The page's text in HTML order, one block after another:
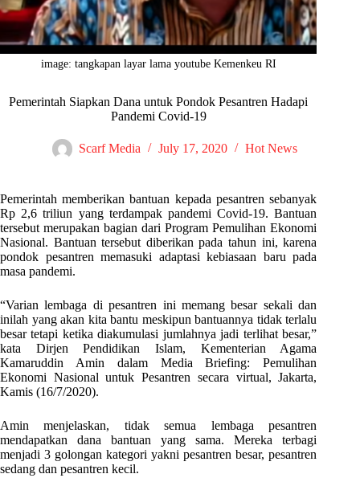
image: tangkapan layar lama youtube Kemenkeu RI
Pemerintah Siapkan Dana untuk Pondok Pesantren Hadapi
Pandemi Covid-19
Scarf Media July 17, 2020 Hot News
Pemerintah memberikan bantuan kepada pesantren sebanyak
Rp 2,6 triliun yang terdampak pandemi Covid-19. Bantuan
tersebut merupakan bagian dari Program Pemulihan Ekonomi
Nasional. Bantuan tersebut diberikan pada tahun ini, karena
pondok pesantren memasuki adaptasi kebiasaan baru pada
masa pandemi.
“Varian lembaga di pesantren ini memang besar sekali dan
inilah yang akan kita bantu meskipun bantuannya tidak terlalu
besar tetapi ketika diakumulasi jumlahnya jadi terlihat besar,”
kata Dirjen Pendidikan Islam, Kementerian Agama
Kamaruddin Amin dalam Media Briefing: Pemulihan
Ekonomi Nasional untuk Pesantren secara virtual, Jakarta,
Kamis (16/7/2020).
Amin menjelaskan, tidak semua lembaga pesantren
mendapatkan dana bantuan yang sama. Mereka terbagi
menjadi 3 golongan kategori yakni pesantren besar, pesantren
sedang dan pesantren kecil.